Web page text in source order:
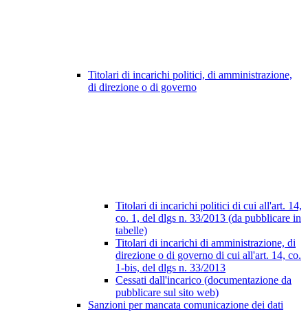
Titolari di incarichi politici, di amministrazione,
di direzione o di governo
Titolari di incarichi politici di cui all'art. 14,
co. 1, del dlgs n. 33/2013 (da pubblicare in
tabelle)
Titolari di incarichi di amministrazione, di
direzione o di governo di cui all'art. 14, co.
1-bis, del dlgs n. 33/2013
Cessati dall'incarico (documentazione da
pubblicare sul sito web)
Sanzioni per mancata comunicazione dei dati